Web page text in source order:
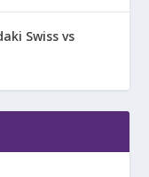
Swiss vs